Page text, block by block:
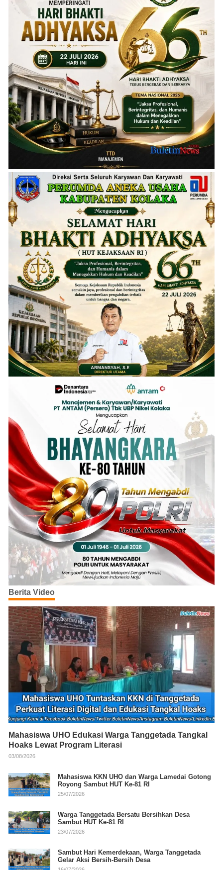
Berita Video
Mahasiswa UHO Edukasi Warga Tanggetada Tangkal
Hoaks Lewat Program Literasi
03/08/2026
Mahasiswa KKN UHO dan Warga Lamedai Gotong
Royong Sambut HUT Ke-81 RI
25/07/2026
Warga Tanggetada Bersatu Bersihkan Desa
Sambut HUT Ke-81 RI
23/07/2026
Sambut Hari Kemerdekaan, Warga Tanggetada
Gelar Aksi Bersih-Bersih Desa